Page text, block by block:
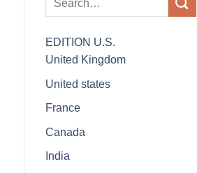
EDITION U.S.
United Kingdom
United states
France
Canada
India